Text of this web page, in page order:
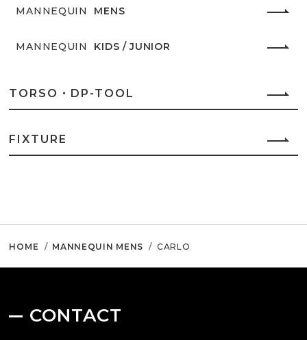
MANNEQUIN MENS
MANNEQUIN KIDS / JUNIOR
TORSO・DP-TOOL
FIXTURE
HOME MANNEQUIN MENS CARLO
CONTACT